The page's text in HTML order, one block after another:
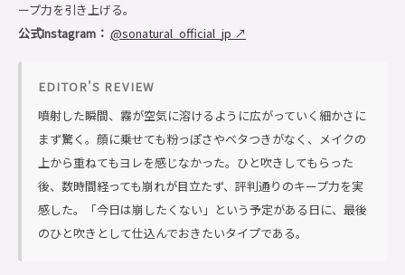
ープ力を引き上げる。
公式Instagram： @sonatural_official_jp ↗
EDITOR'S REVIEW
噴射した瞬間、霧が空気に溶けるように広がっていく細かさに
まず驚く。顔に乗せても粉っぽさやベタつきがなく、メイクの
上から重ねてもヨレを感じなかった。ひと吹きしてもらった
後、数時間経っても崩れが目立たず、評判通りのキープ力を実
感した。「今日は崩したくない」という予定がある日に、最後
のひと吹きとして仕込んでおきたいタイプである。